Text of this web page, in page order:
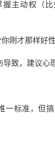
握主动权（
刚才那样好性
导致，建议心
一标准，但